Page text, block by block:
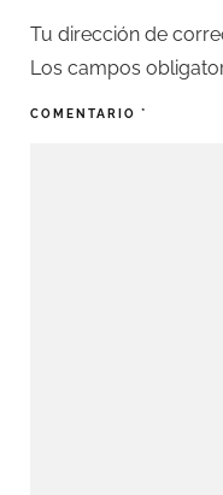
Tu dirección de
Los campos
COMENTARIO *